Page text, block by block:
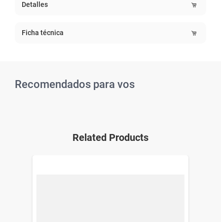
Detalles
Ficha técnica
Recomendados para vos
Related Products